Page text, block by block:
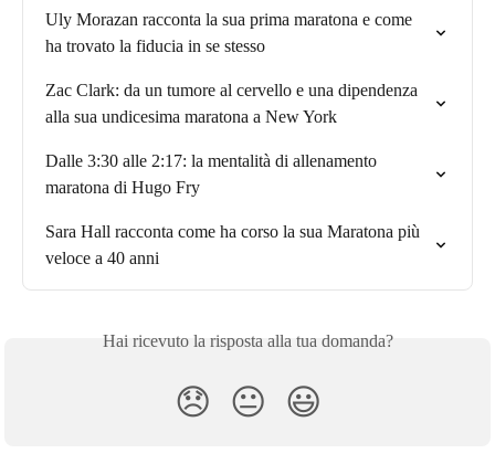
Uly Morazan racconta la sua prima maratona e come
ha trovato la fiducia in se stesso
Zac Clark: da un tumore al cervello e una dipendenza
alla sua undicesima maratona a New York
Dalle 3:30 alle 2:17: la mentalità di allenamento
maratona di Hugo Fry
Sara Hall racconta come ha corso la sua Maratona più
veloce a 40 anni
Hai ricevuto la risposta alla tua domanda?
😞 😐 😃